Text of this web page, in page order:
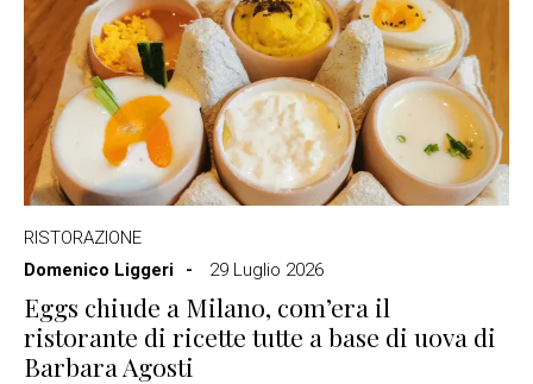
RISTORAZIONE
Domenico Liggeri
29 Luglio 2026
Eggs chiude a Milano, com’era il
ristorante di ricette tutte a base di uova di
Barbara Agosti